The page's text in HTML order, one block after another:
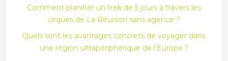
Comment planifier un trek de 5 jours à travers les
cirques de La Réunion sans agence ?
Quels sont les avantages concrets de voyager dans
une région ultrapériphérique de l’Europe ?